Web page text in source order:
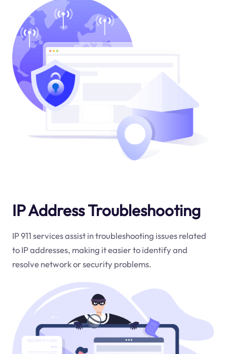
IP Address Troubleshooting
IP 911 services assist in troubleshooting issues related
to IP addresses, making it easier to identify and
resolve network or security problems.